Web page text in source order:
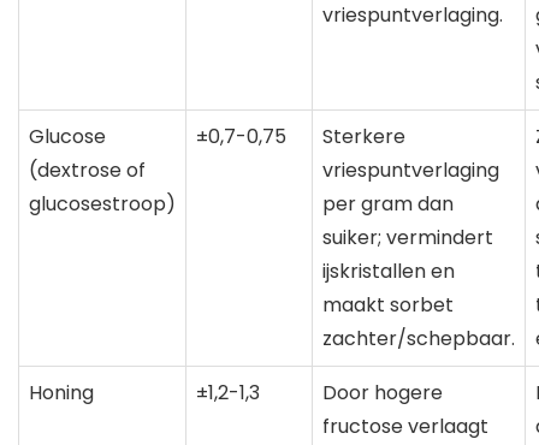
vriespuntverlaging.
Glucose
(dextrose of
glucosestroop)
±0,7-0,75
Sterkere
vriespuntverlaging
per gram dan
suiker; vermindert
ijskristallen en
maakt sorbet
zachter/schepbaar.
Honing
±1,2-1,3
Door hogere
fructose verlaagt